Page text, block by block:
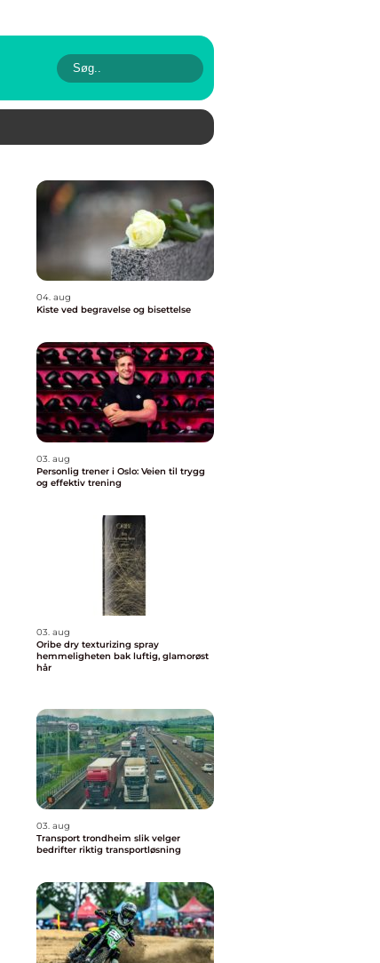
04. aug
Kiste ved begravelse og bisettelse
03. aug
Personlig trener i Oslo: Veien til trygg
og effektiv trening
03. aug
Oribe dry texturizing spray
hemmeligheten bak luftig, glamorøst
hår
03. aug
Transport trondheim slik velger
bedrifter riktig transportløsning